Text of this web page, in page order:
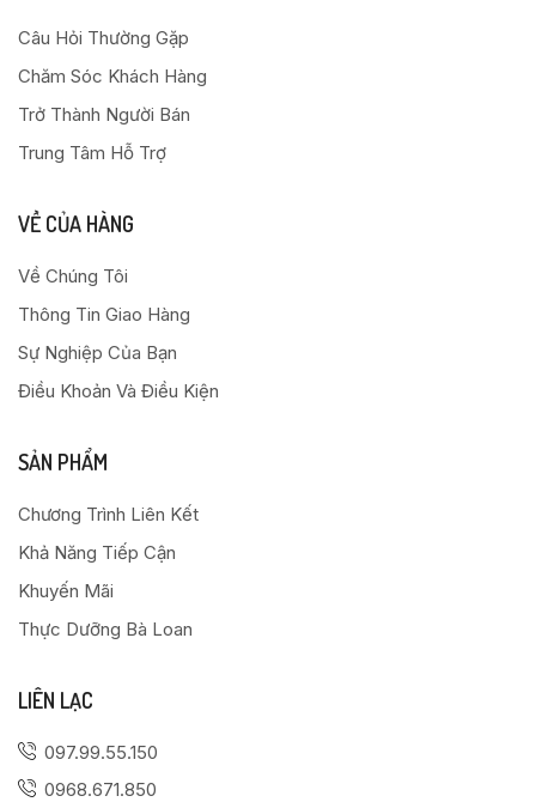
Câu Hỏi Thường Gặp
Chăm Sóc Khách Hàng
Trở Thành Người Bán
Trung Tâm Hỗ Trợ
VỀ CỦA HÀNG
Về Chúng Tôi
Thông Tin Giao Hàng
Sự Nghiệp Của Bạn
Điều Khoản Và Điều Kiện
SẢN PHẨM
Chương Trình Liên Kết
Khả Năng Tiếp Cận
Khuyến Mãi
Thực Dưỡng Bà Loan
LIÊN LẠC
097.99.55.150
0968.671.850